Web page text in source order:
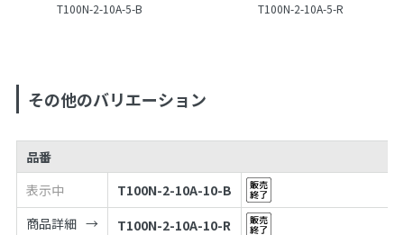
T100N-2-10A-5-B T100N-2-10A-5-R
その他のバリエーション
品番
表示中
T100N-2-10A-10-B
商品詳細
T100N-2-10A-10-R